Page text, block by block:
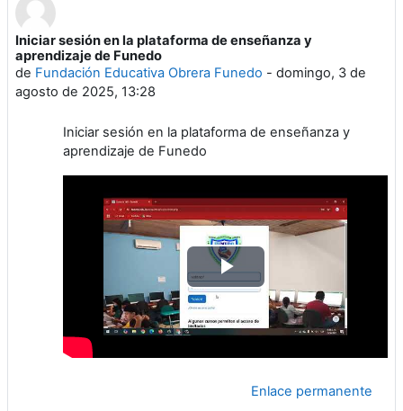
Iniciar sesión en la plataforma de enseñanza y
aprendizaje de Funedo
de Fundación Educativa Obrera Funedo - domingo, 3 de
agosto de 2025, 13:28
Iniciar sesión en la plataforma de enseñanza y
aprendizaje de Funedo
Reproducir
Vídeo
Enlace permanente